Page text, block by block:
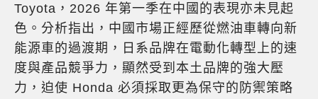
Toyota，2026 年第一季在中國的表現亦未見起
色。分析指出，中國市場正經歷從燃油車轉向新
能源車的過渡期，日系品牌在電動化轉型上的速
度與產品競爭力，顯然受到本土品牌的強大壓
力，迫使 Honda 必須採取更為保守的防禦策略